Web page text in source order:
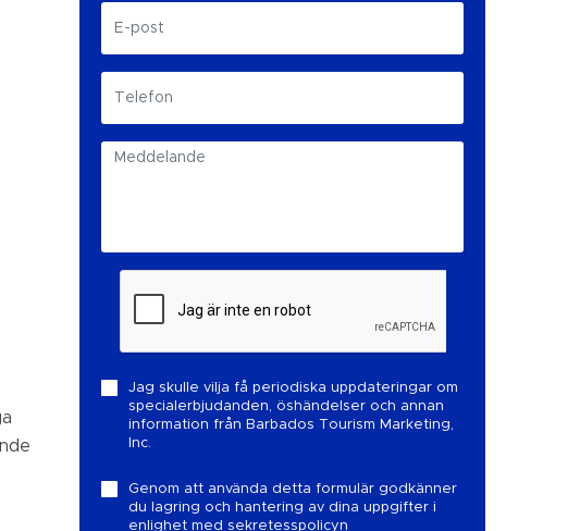
Jag skulle vilja få periodiska uppdateringar om
specialerbjudanden, öshändelser och annan
information från Barbados Tourism Marketing,
Inc.
Genom att använda detta formulär godkänner
du lagring och hantering av dina uppgifter i
enlighet medsekretesspolicyn